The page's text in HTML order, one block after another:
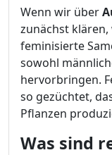
Wenn wir über
zunächst
feminisierte
sowohl
hervorbringen.
so gezüchtet,
Pflanzen
Was sind